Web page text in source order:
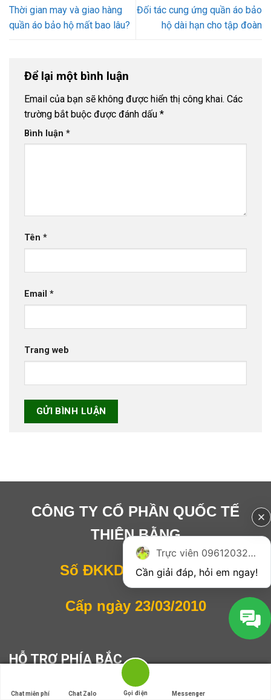
Thời gian may và giao hàng
quần áo bảo hộ mất bao lâu?
Đối tác cung ứng quần áo bảo
hộ dài hạn cho tập đoàn
Để lại một bình luận
Email của bạn sẽ không được hiển thị công khai. Các
trường bắt buộc được đánh dấu *
Bình luận *
Tên *
Email *
Trang web
CÔNG TY CỔ PHẦN QUỐC TẾ
THIÊN BẰNG
Số ĐKKD: 0104518734
Cấp ngày 23/03/2010
HỖ TRỢ PHÍA BẮC
Chat miễn phí Chat Zalo Gọi điện Messenger
Chat miễn phí Chat Zalo Gọi điện Messenger
Trực viên 0961203270
Cần giải đáp, hỏi em ngay!